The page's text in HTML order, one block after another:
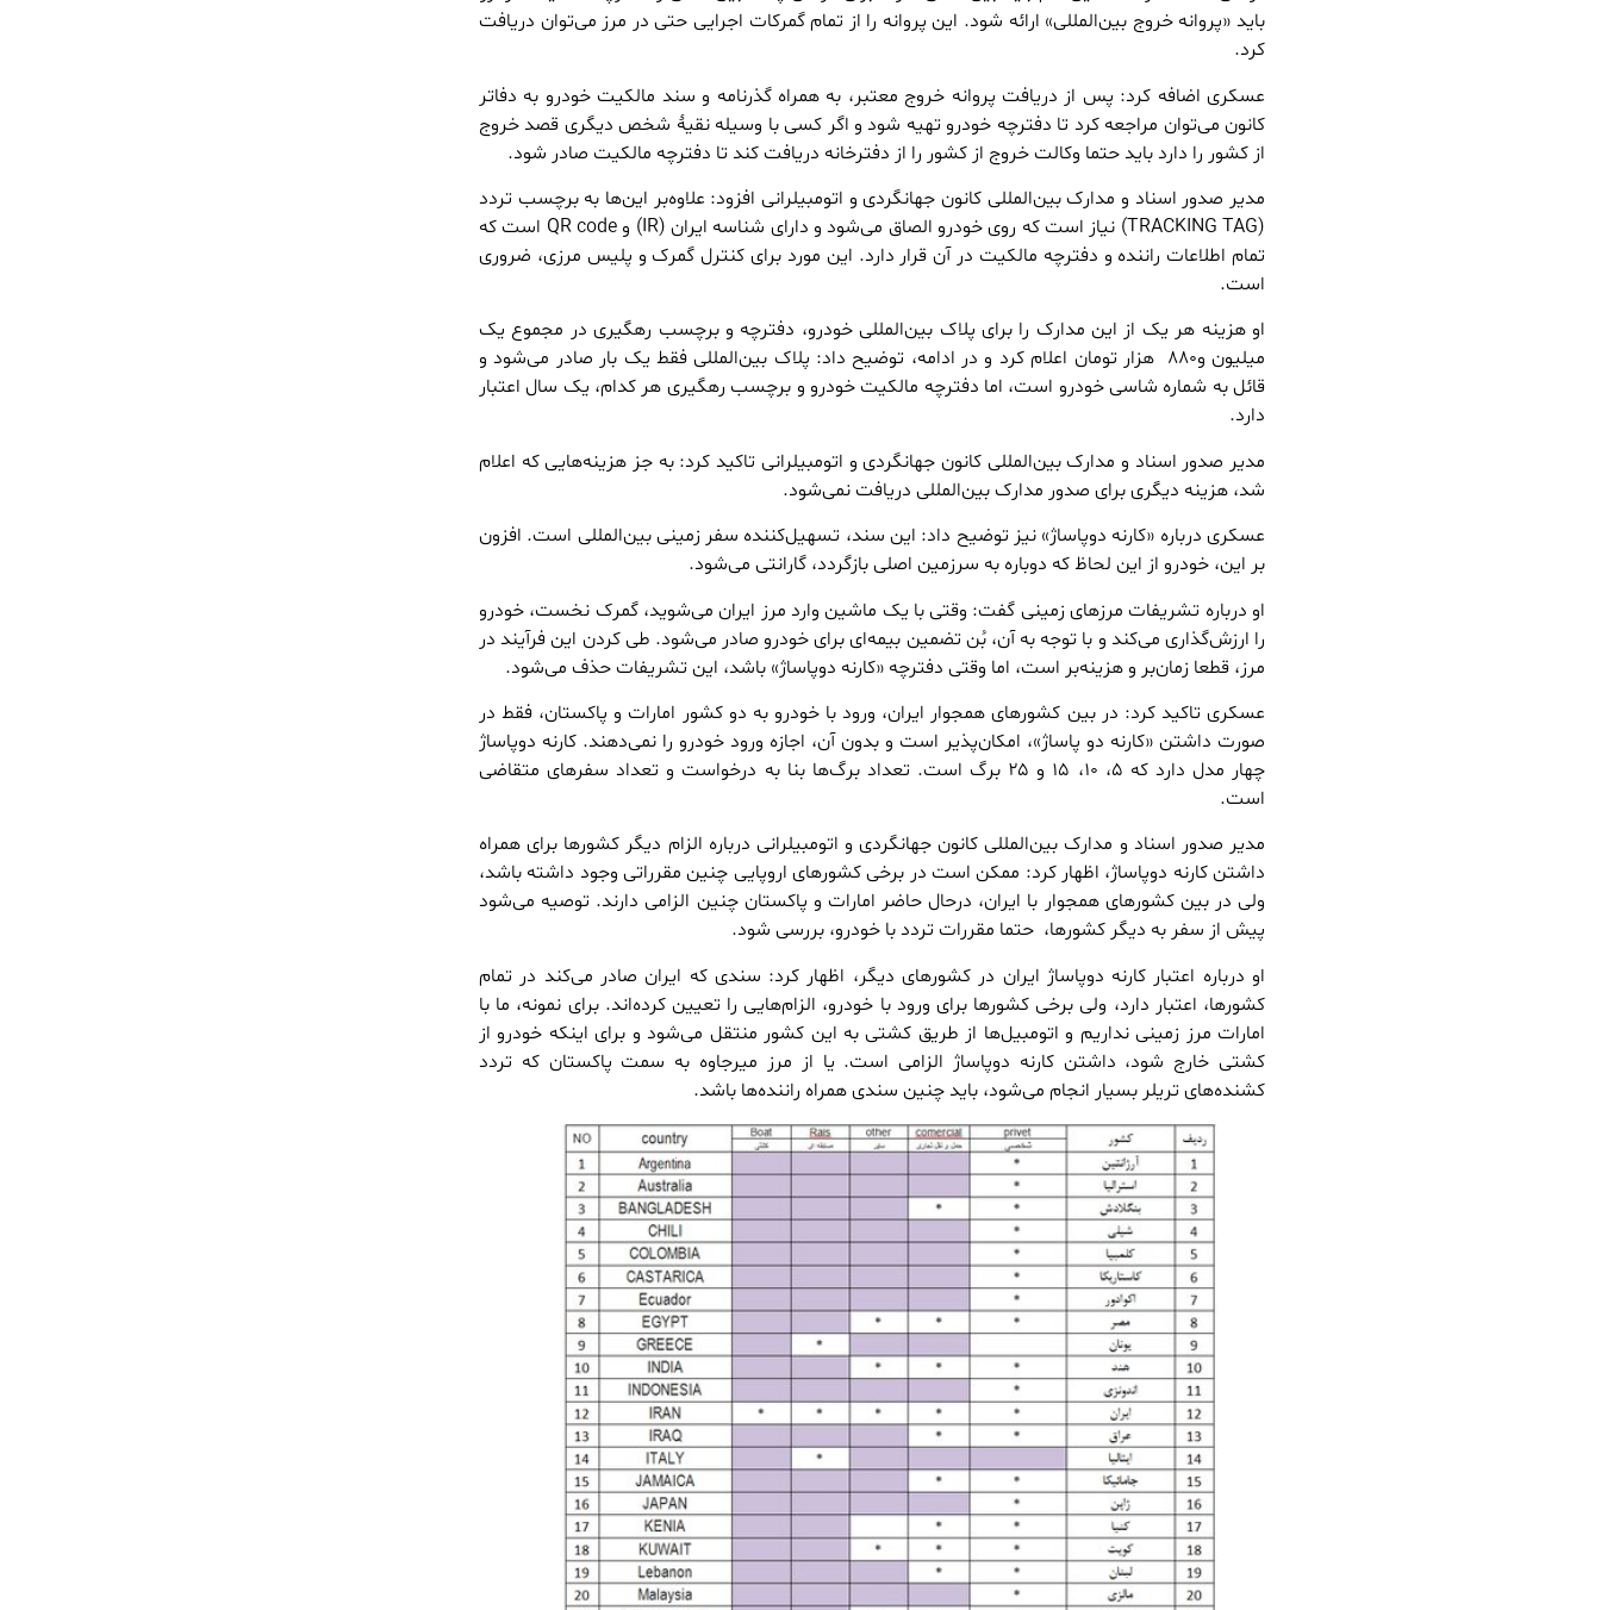
باید «پروانه خروج بین‌المللی» ارائه شود. این پروانه را از تمام گمرکات اجرایی حتی در مرز می‌توان دریافت
کرد.
عسکری اضافه کرد: پس از دریافت پروانه خروج معتبر، به همراه گذرنامه و سند مالکیت خودرو به دفاتر
کانون می‌توان مراجعه کرد تا دفترچه خودرو تهیه شود و اگر کسی با وسیله نقیۀ شخص دیگری قصد خروج
از کشور را دارد باید حتما وکالت خروج از کشور را از دفترخانه دریافت کند تا دفترچه مالکیت صادر شود.
مدیر صدور اسناد و مدارک بین‌المللی کانون جهانگردی و اتومبیلرانی افزود: علاوه‌بر این‌ها به برچسب تردد
(TRACKING TAG) نیاز است که روی خودرو الصاق می‌شود و دارای شناسه ایران (IR) و QR code است که
تمام اطلاعات راننده و دفترچه مالکیت در آن قرار دارد. این مورد برای کنترل گمرک و پلیس مرزی، ضروری
است.
او هزینه هر یک از این مدارک را برای پلاک بین‌المللی خودرو، دفترچه و برچسب رهگیری در مجموع یک
میلیون و۸۸۰ هزار تومان اعلام کرد و در ادامه، توضیح داد: پلاک بین‌المللی فقط یک بار صادر می‌شود و
قائل به شماره شاسی خودرو است، اما دفترچه مالکیت خودرو و برچسب رهگیری هر کدام، یک سال اعتبار
دارد.
مدیر صدور اسناد و مدارک بین‌المللی کانون جهانگردی و اتومبیلرانی تاکید کرد:‌ به جز هزینه‌هایی که اعلام
شد، هزینه دیگری برای صدور مدارک بین‌المللی دریافت نمی‌شود.
عسکری درباره «کارنه دوپاساژ» نیز توضیح داد: ‌این سند، تسهیل‌کننده سفر زمینی بین‌المللی است. افزون
بر این، خودرو از این لحاظ که دوباره به سرزمین اصلی بازگردد، گارانتی می‌شود.
او درباره تشریفات مرزهای زمینی گفت: وقتی با یک ماشین وارد مرز ایران می‌شوید، گمرک نخست، خودرو
را ارزش‌گذاری می‌کند و با توجه به آن، بُن تضمین بیمه‌ای برای خودرو صادر می‌شود. طی کردن این فرآیند در
مرز، قطعا زمان‌بر و هزینه‌بر است، اما وقتی دفترچه «کارنه دوپاساژ» باشد، این تشریفات حذف می‌شود.
عسکری تاکید کرد: در بین کشورهای همجوار ایران، ورود با خودرو به دو کشور امارات و پاکستان، فقط در
صورت داشتن «کارنه دو پاساژ»، امکان‌پذیر است و بدون آن، اجازه ورود خودرو را نمی‌دهند. کارنه دوپاساژ
چهار مدل دارد که ۵، ۱۰، ۱۵ و ۲۵ برگ است. تعداد برگ‌ها بنا به درخواست و تعداد سفرهای متقاضی
است.
مدیر صدور اسناد و مدارک بین‌المللی کانون جهانگردی و اتومبیلرانی درباره الزام دیگر کشورها برای همراه
داشتن کارنه دوپاساژ، اظهار کرد: ممکن است در برخی کشورهای اروپایی چنین مقرراتی وجود داشته باشد،
ولی در بین کشورهای همجوار با ایران، درحال حاضر امارات و پاکستان چنین الزامی دارند. توصیه می‌شود
پیش از سفر به دیگر کشورها، ‌ حتما مقررات تردد با خودرو، بررسی شود.
او درباره اعتبار کارنه دوپاساژ ایران در کشورهای دیگر، اظهار کرد: سندی که ایران صادر می‌کند در تمام
کشورها، اعتبار دارد، ولی برخی کشورها برای ورود با خودرو، الزام‌هایی را تعیین کرده‌اند. برای نمونه، ما با
امارات مرز زمینی نداریم و اتومبیل‌ها از طریق کشتی به این کشور منتقل می‌شود و برای اینکه خودرو از
کشتی خارج شود، داشتن کارنه دوپاساژ الزامی است. یا از مرز میرجاوه به سمت پاکستان که تردد
کشنده‌های تریلر بسیار انجام می‌شود، باید چنین سندی همراه راننده‌ها باشد.